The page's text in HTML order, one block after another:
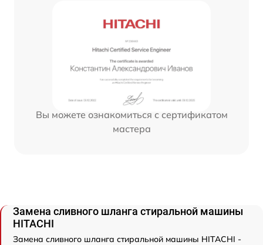
Вы можете ознакомиться с сертификатом
мастера
Замена сливного шланга стиральной машины
HITACHI
Замена сливного шланга стиральной машины HITACHI -